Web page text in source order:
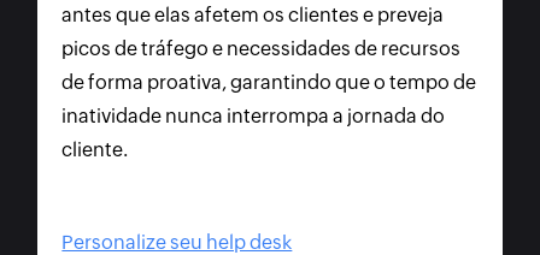
antes que elas afetem os clientes e preveja
picos de tráfego e necessidades de recursos
de forma proativa, garantindo que o tempo de
inatividade nunca interrompa a jornada do
cliente.
Personalize seu help desk